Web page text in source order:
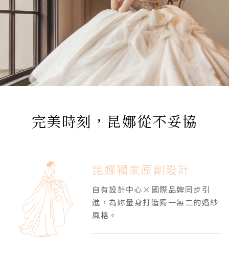
完美時刻，昆娜從不妥協
昆娜獨家原創設計
自有設計中心×國際品牌同步引
進，為妳量身打造獨一無二的婚紗
風格。